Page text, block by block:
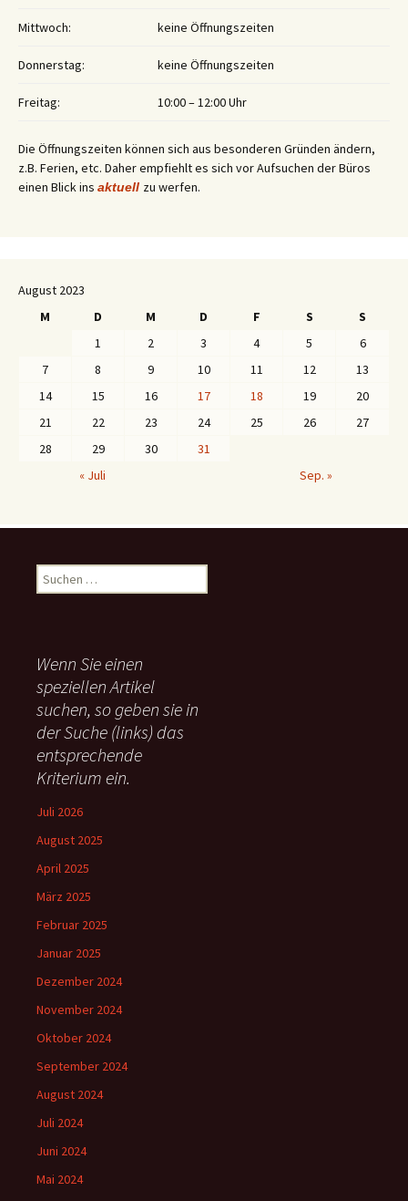
Mittwoch: keine Öffnungszeiten
Donnerstag: keine Öffnungszeiten
Freitag: 10:00 – 12:00 Uhr
Die Öffnungszeiten können sich aus besonderen Gründen ändern,
z.B. Ferien, etc. Daher empfiehlt es sich vor Aufsuchen der Büros
einen Blick ins aktuell zu werfen.
August 2023
M
D M D F S
S
1
2 3 4 5
6
7
8 9 10 11 12
13
14
15 16 17 18 19
20
21
22 23 24 25 26
27
28
29 30
31
« Juli
Sep. »
u
n
n
a
c
:
Wenn Sie einen
speziellen Artikel
suchen, so geben sie in
der Suche (links) das
entsprechende
Kriterium ein.
Juli 2026
August 2025
April 2025
März 2025
Februar 2025
Januar 2025
Dezember 2024
November 2024
Oktober 2024
September 2024
August 2024
Juli 2024
Juni 2024
Mai 2024